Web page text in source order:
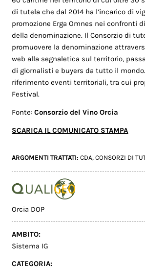
di tutela che dal 2014 ha l’incarico di
promozione Erga Omnes nei confronti
della denominazione. Il Consorzio di
promuovere la denominazione
web alla segnaletica sul territorio,
di giornalisti e buyers da tutto il
riferimento eventi territoriali, tra cui
Festival.
Fonte:Consorzio del Vino Orcia
SCARICA IL COMUNICATO STAMPA
ARGOMENTI TRATTATI:CDA,CONSORZI DI
Orcia DOP
AMBITO:
Sistema IG
CATEGORIA: